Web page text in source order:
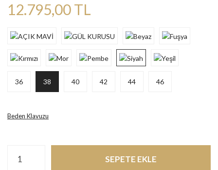
12.795,00 TL
36 38 40 42 44 46
Beden Klavuzu
SEPETE EKLE